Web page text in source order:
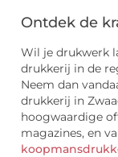
Ontdek de
Wil je drukwerk
drukkerij in de
Neem dan
drukkerij in
hoogwaardige
magazines, en